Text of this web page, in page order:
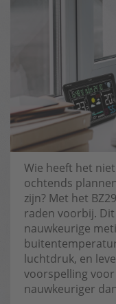
Wie heeft het niet
ochtends
zijn? Met het
raden voorbij.
nauwkeurige
luchtdruk, en
voorspelling
nauwkeuriger